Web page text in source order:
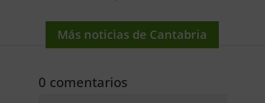
Más noticias de Cantabria
0 comentarios